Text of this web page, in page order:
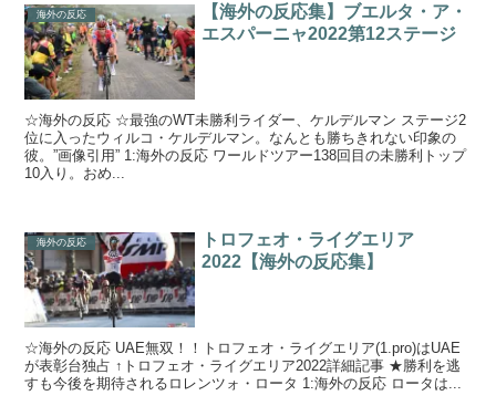
海外の反応
【海外の反応集】ブエルタ・ア・
エスパーニャ2022第12ステージ
☆海外の反応 ☆最強のWT未勝利ライダー、ケルデルマン ステージ2
位に入ったウィルコ・ケルデルマン。なんとも勝ちきれない印象の
彼。”画像引用” 1:海外の反応 ワールドツアー138回目の未勝利トップ
10入り。おめ...
海外の反応
トロフェオ・ライグエリア
2022【海外の反応集】
☆海外の反応 UAE無双！！トロフェオ・ライグエリア(1.pro)はUAE
が表彰台独占 ↑トロフェオ・ライグエリア2022詳細記事 ★勝利を逃
すも今後を期待されるロレンツォ・ロータ 1:海外の反応 ロータは...